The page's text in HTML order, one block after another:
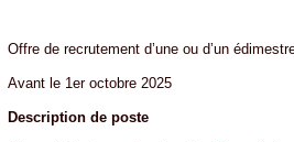
Offre de recrutement d’une ou d’un
Avant le 1er octobre 2025
Description de poste